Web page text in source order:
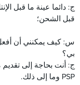
ج: دائما عينة ما قبل
قبل الشحن؛
س: كيف يمكنني أن
بي؟
PSP وما إلى ذلك.